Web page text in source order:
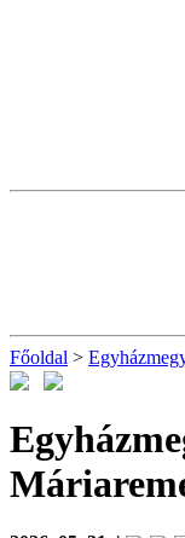
Főoldal >